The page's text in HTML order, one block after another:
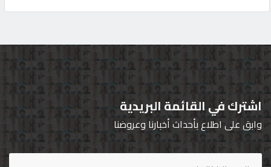
اشترك في القائمة البريدية
وابق على اطلاع بأحداث أخبارنا وعروضنا